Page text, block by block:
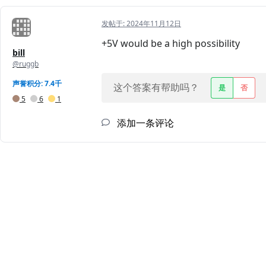
bill
@ruggb
声誉积分: 7.4千
5
6 1
发帖于:2024年11月12日
+5V would be a high possibility
这个答案有帮助吗？ 是 否
添加一条评论